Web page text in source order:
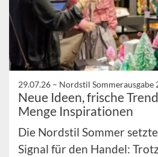
29.07.26 – Nordstil Sommerausgabe
Neue Ideen, frische
Menge Inspirationen
Die Nordstil Sommer
Signal für den Handel: Trotz